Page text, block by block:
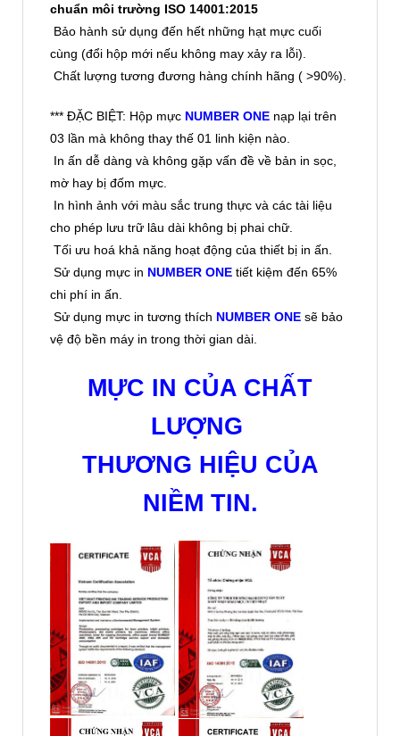
chuẩn môi trường ISO 14001:2015
Bảo hành sử dụng đến hết những hạt mực cuối
cùng (đổi hộp mới nếu không may xảy ra lỗi).
Chất lượng tương đương hàng chính hãng ( >90%).
*** ĐẶC BIỆT: Hộp mực NUMBER ONE nạp lại trên
03 lần mà không thay thế 01 linh kiện nào.
In ấn dễ dàng và không gặp vấn đề về bản in sọc,
mờ hay bị đốm mực.
In hình ảnh với màu sắc trung thực và các tài liệu
cho phép lưu trữ lâu dài không bị phai chữ.
Tối ưu hoá khả năng hoạt động của thiết bị in ấn.
Sử dụng mực in NUMBER ONE tiết kiệm đến 65%
chi phí in ấn.
Sử dụng mực in tương thích NUMBER ONE sẽ bảo
vệ độ bền máy in trong thời gian dài.
MỰC IN CỦA CHẤT
LƯỢNG
THƯƠNG HIỆU CỦA
NIỀM TIN.